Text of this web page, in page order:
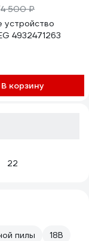
4 500 ₽
устройство
4932471263
В корзину
22
пилы
18В